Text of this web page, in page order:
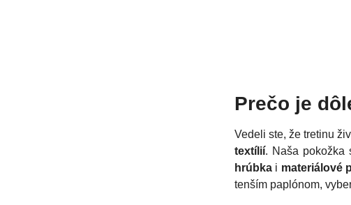
Prečo je
Vedeli ste, že tretinu
textílií. Naša pokožka
hrúbka i materiálové
tenším paplónom,